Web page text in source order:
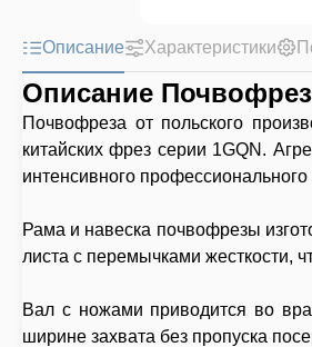
Описание Характеристики
Описание
Почвофреза от польского
китайских фрез серии 1GQN.
интенсивного
Рама и навеска почвофрезы
листа с перемычками жесткости,
Вал с ножами приводится во
ширине захвата без пропуска